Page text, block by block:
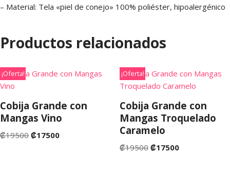
– Material: Tela «piel de conejo» 100% poliéster, hipoalergénico
Productos relacionados
¡Oferta!
Cobija Grande con
Mangas Vino
₡19500 ₡17500
¡Oferta!
Cobija Grande con
Mangas Troquelado
Caramelo
₡19500 ₡17500